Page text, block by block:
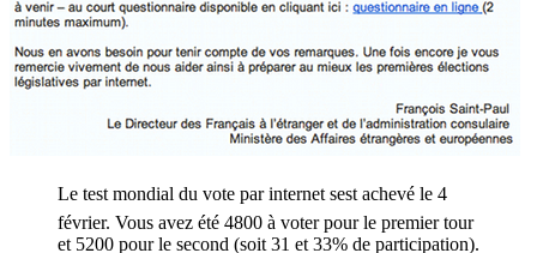
Le test mondial du vote par internet sest achevé le 4
février. Vous avez été 4800 à voter pour le premier tour
et 5200 pour le second (soit 31 et 33% de participation).